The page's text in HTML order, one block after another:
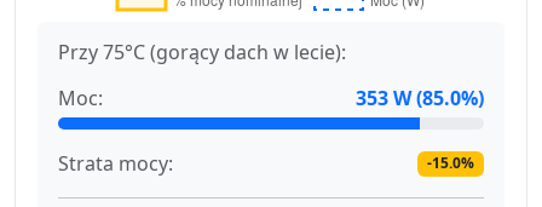
Przy 75°C (gorący dach w lecie):
Moc:
353 W (85.0%)
Strata mocy: -15.0%